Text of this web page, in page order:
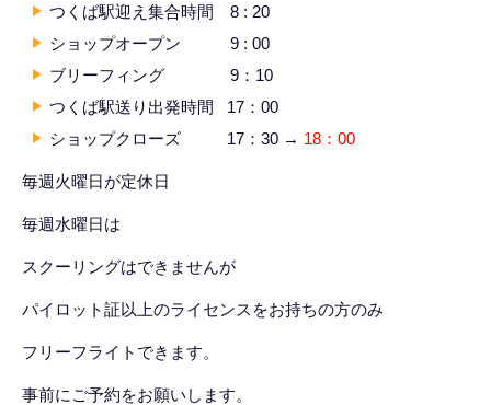
つくば駅迎え集合時間 8 : 20
ショップオープン 9 : 00
ブリーフィング 9：10
つくば駅送り出発時間 17：00
ショップクローズ 17：30 → 18：00
毎週火曜日が定休日
毎週水曜日は
スクーリングはできませんが
パイロット証以上のライセンスをお持ちの方のみ
フリーフライトできます。
事前にご予約をお願いします。